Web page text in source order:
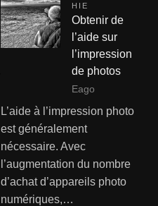
HIE
Obtenir de
l’aide sur
l’impression
de photos
Eago
L’aide à l’impression photo
est généralement
nécessaire. Avec
l’augmentation du nombre
d’achat d’appareils photo
numériques,…